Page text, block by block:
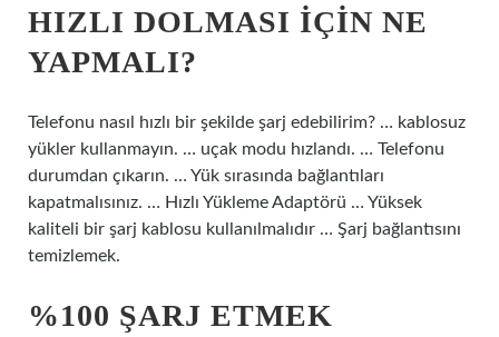
HIZLI DOLMASI IÇIN NE
YAPMALI?
Telefonu nasıl hızlı bir şekilde şarj edebilirim? … kablosuz
yükler kullanmayın. … uçak modu hızlandı. … Telefonu
durumdan çıkarın. … Yük sırasında bağlantıları
kapatmalısınız. … Hızlı Yükleme Adaptörü … Yüksek
kaliteli bir şarj kablosu kullanılmalıdır … Şarj bağlantısını
temizlemek.
%100 ŞARJ ETMEK